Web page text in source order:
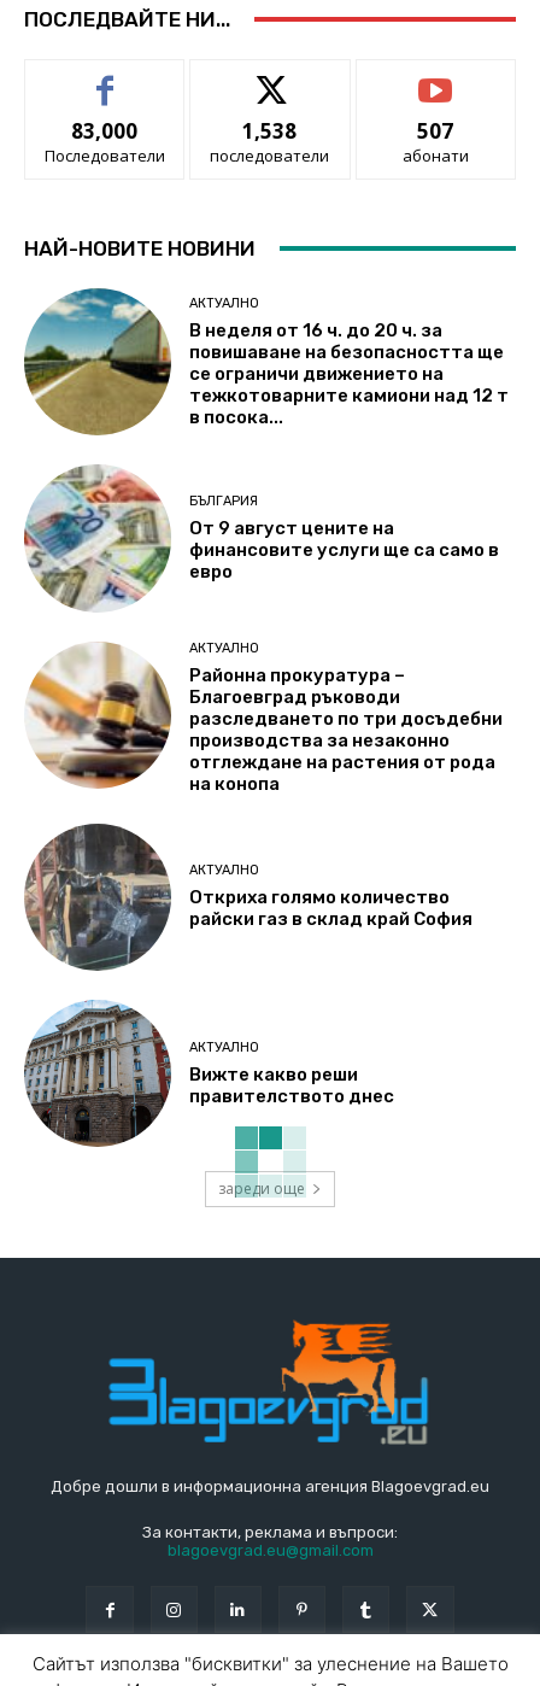
ПОСЛЕДВАЙТЕ НИ...
83,000
Последователи
1,538
последователи
507
абонати
НАЙ-НОВИТЕ НОВИНИ
АКТУАЛНО
В неделя от 16 ч. до 20 ч. за
повишаване на безопасността ще
се ограничи движението на
тежкотоварните камиони над 12 т
в посока...
БЪЛГАРИЯ
От 9 август цените на
финансовите услуги ще са само в
евро
АКТУАЛНО
Районна прокуратура –
Благоевград ръководи
разследването по три досъдебни
производства за незаконно
отглеждане на растения от рода
на конопа
АКТУАЛНО
Откриха голямо количество
райски газ в склад край София
АКТУАЛНО
Вижте какво реши
правителството днес
зареди още
Добре дошли в информационна агенция Blagoevgrad.eu
За контакти, реклама и въпроси:
blagoevgrad.eu@gmail.com
Сайтът използва "бисквитки" за улеснение на Вашето